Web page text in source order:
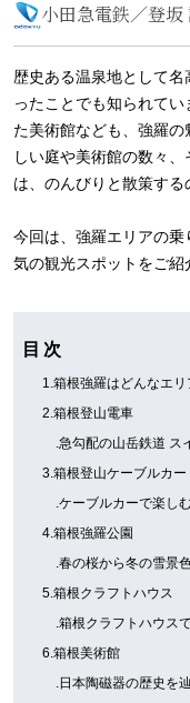
小田急電鉄／登坂
歴史ある温泉地として
ったことでも知られて
た美術館なども、強羅
しい庭や美術館の数々
は、のんびりと散策する
今回は、強羅エリアの乗
気の観光スポットをご紹
目 次
1.箱根強羅はどんなエリ
2.箱根登山電車
.急勾配の山岳鉄道 ス
3.箱根登山ケーブルカー
.ケーブルカーで楽し
4.箱根強羅公園
.春の桜から冬の雪景
5.箱根クラフトハウス
.箱根クラフトハウス
6.箱根美術館
.日本陶磁器の歴史を